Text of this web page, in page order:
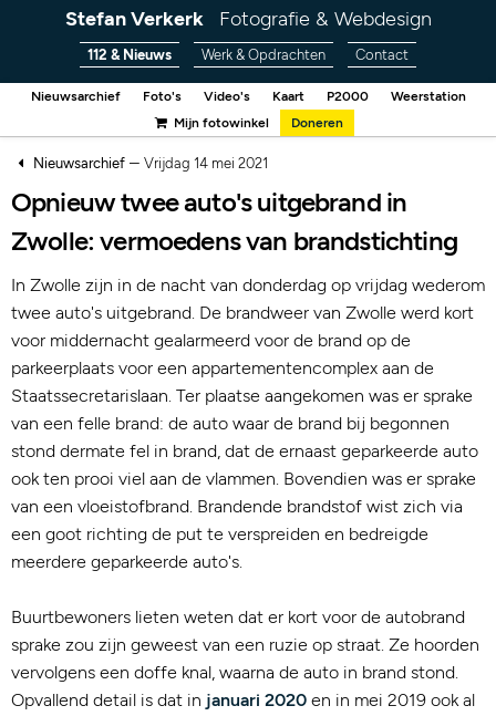
Stefan Verkerk Fotografie & Webdesign
112 & Nieuws Werk & Opdrachten Contact
Nieuwsarchief Foto's Video's Kaart P2000
Weerstation
Mijn fotowinkel
Doneren
Nieuwsarchief– Vrijdag 14 mei 2021
Opnieuw twee auto's uitgebrand in
Zwolle: vermoedens van brandstichting
In Zwolle zijn in de nacht van donderdag op vrijdag wederom
twee auto's uitgebrand. De brandweer van Zwolle werd kort
voor middernacht gealarmeerd voor de brand op de
parkeerplaats voor een appartementencomplex aan de
Staatssecretarislaan. Ter plaatse aangekomen was er sprake
van een felle brand: de auto waar de brand bij begonnen
stond dermate fel in brand, dat de ernaast geparkeerde auto
ook ten prooi viel aan de vlammen. Bovendien was er sprake
van een vloeistofbrand. Brandende brandstof wist zich via
een goot richting de put te verspreiden en bedreigde
meerdere geparkeerde auto's.
Buurtbewoners lieten weten dat er kort voor de autobrand
sprake zou zijn geweest van een ruzie op straat. Ze hoorden
vervolgens een doffe knal, waarna de auto in brand stond.
Opvallend detail is dat in januari 2020 en in mei 2019 ook al